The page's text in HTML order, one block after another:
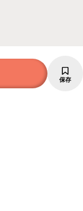
保存